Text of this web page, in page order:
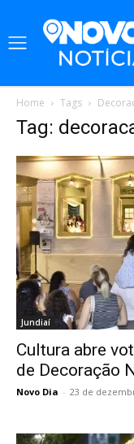
Home Tags
Tag:
Jundiaí
Cultura abre
de Decoração
Novo Dia - 23 de